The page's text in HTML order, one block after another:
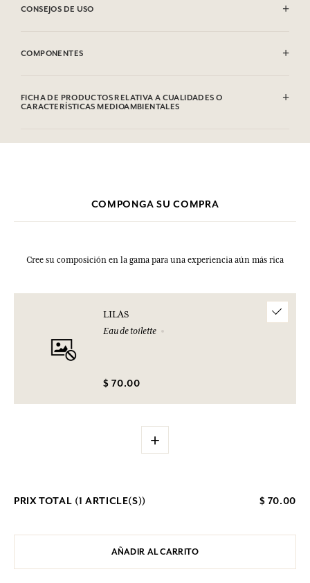
CONSEJOS DE USO
COMPONENTES
Hexamethylindanopyran, Terpineol, Vanillin, Citrus Limon Peel Oil,
Linalool, Limonene, Trimethylbenzenepropanol, Isoeugenol, Pinene,
FICHA DE PRODUCTOS RELATIVA A CUALIDADES O
CARACTERÍSTICAS MEDIOAMBIENTALES
Por favor, consulte las cualidades o características medioambientales
COMPONGA SU COMPRA
Cree su composición en la gama para una experiencia aún más rica
LILAS
Eau de toilette
$ 70.00
+
PRIX TOTAL (1 ARTICLE(S)) $ 70.00
AÑADIR AL CARRITO